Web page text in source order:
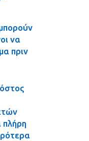
να
πριν
πλήρη